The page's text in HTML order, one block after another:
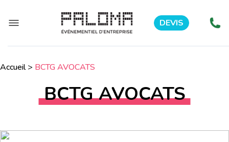
DEVIS
Accueil> BCTG AVOCATS
BCTG AVOCATS